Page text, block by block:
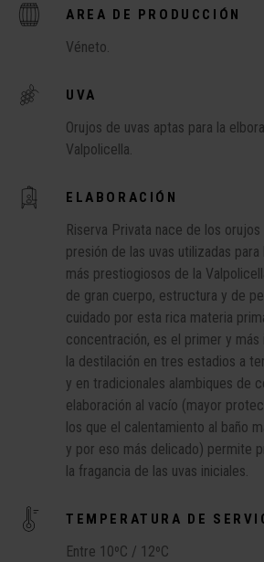
AREA DE PRODUCCIÓN
Véneto.
UVA
Orujos de uvas aptas para la
Valpolicella.
ELABORACIÓN
Riserva Privata nace de los
presión de las uvas utilizadas
más prestiogiosos de la
de gran cuerpo, estructura y de
cuidado por esta rica materia
concentración, es el primer y
la destilación en tres estadios a
y en tradicionales alambiques de
elaboración al vacío (mayor
los que el calentamiento al baño
y por eso más delicado) permite
la fragancia de las uvas iniciales.
TEMPERATURA DE
Entre 10ºC / 12ºC